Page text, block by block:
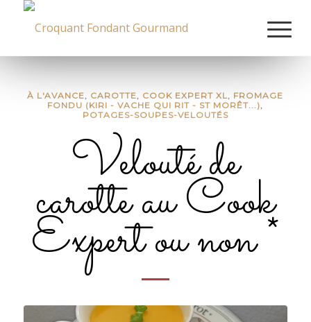
À L'AVANCE, CAROTTE, COOK EXPERT XL, FROMAGE
FONDU (KIRI - VACHE QUI RIT - ST MORÊT...),
POTAGES-SOUPES-VELOUTÉS
Velouté de
carotte au Cook
Expert ou non *